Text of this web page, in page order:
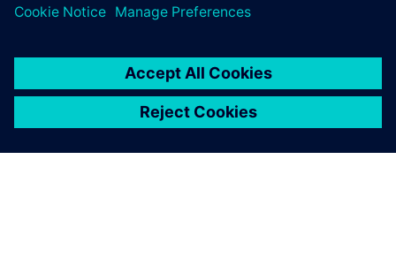
životnog ciklusa proizvoda.